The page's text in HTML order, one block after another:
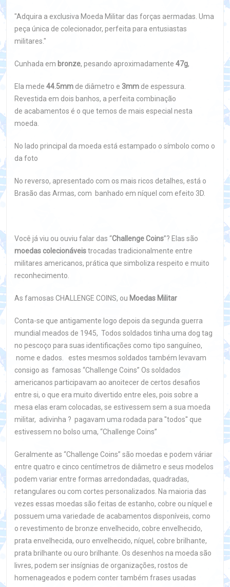
"Adquira a exclusiva Moeda Militar das forças aermadas. Uma
peça única de colecionador, perfeita para entusiastas
militares."
Cunhada em bronze, pesando aproximadamente 47g,
Ela mede 44.5mm de diâmetro e 3mm de espessura.
Revestida em dois banhos, a perfeita combinação
de acabamentos é o que temos de mais especial nesta
moeda.
No lado principal da moeda está estampado o símbolo como o
da foto
No reverso, apresentado com os mais ricos detalhes, está o
Brasão das Armas, com banhado em níquel com efeito 3D.
Você já viu ou ouviu falar das “Challenge Coins”? Elas são
moedas colecionáveistrocadas tradicionalmente entre
militares americanos, prática que simboliza respeito e muito
reconhecimento.
As famosas CHALLENGE COINS, ou Moedas Militar
Conta-se que antigamente logo depois da segunda guerra
mundial meados de 1945, Todos soldados tinha uma dog tag
no pescoço para suas identificações como tipo sanguíneo,
nome e dados. estes mesmos soldados também levavam
consigo as famosas “Challenge Coins” Os soldados
americanos participavam ao anoitecer de certos desafios
entre si, o que era muito divertido entre eles, pois sobre a
mesa elas eram colocadas, se estivessem sem a sua moeda
militar, adivinha ? pagavam uma rodada para ''todos'' que
estivessem no bolso uma, “Challenge Coins”
Geralmente as “Challenge Coins” são moedas e podem váriar
entre quatro e cinco centímetros de diâmetro e seus modelos
podem variar entre formas arredondadas, quadradas,
retangulares ou com cortes personalizados. Na maioria das
vezes essas moedas são feitas de estanho, cobre ou níquel e
possuem uma variedade de acabamentos disponíveis, como
o revestimento de bronze envelhecido, cobre envelhecido,
prata envelhecida, ouro envelhecido, níquel, cobre brilhante,
prata brilhante ou ouro brilhante. Os desenhos na moeda são
livres, podem ser insígnias de organizações, rostos de
homenageados e podem conter também frases usadas